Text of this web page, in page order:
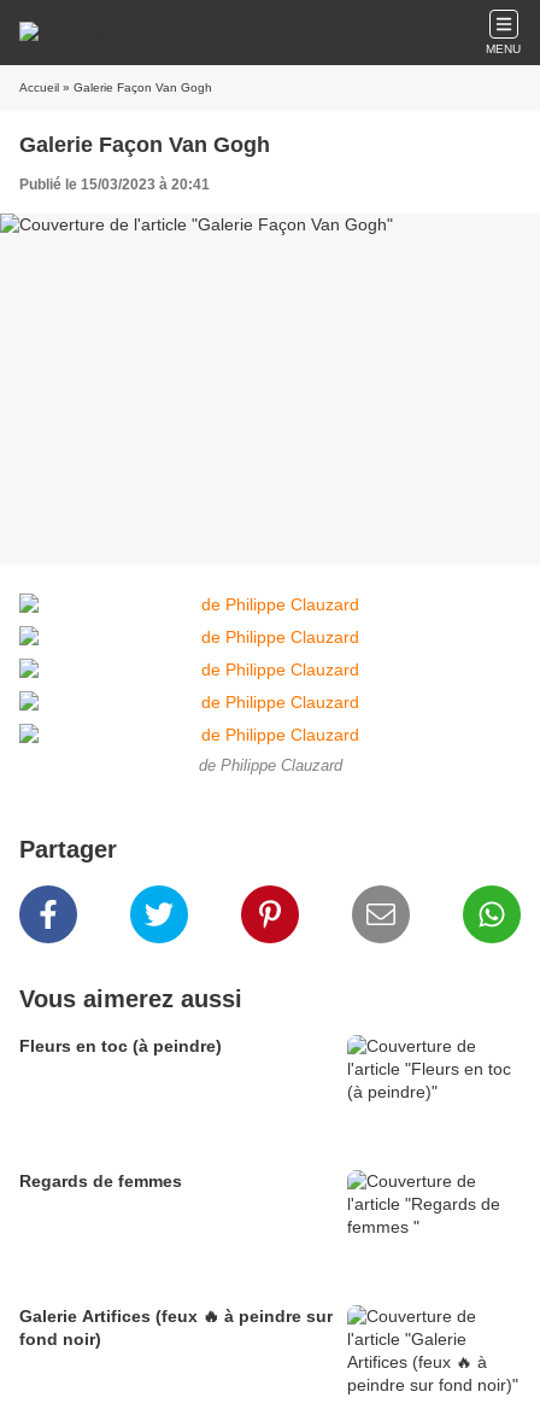
MENU
Accueil » Galerie Façon Van Gogh
Galerie Façon Van Gogh
Publié le 15/03/2023 à 20:41
de Philippe Clauzard
Partager
Vous aimerez aussi
Fleurs en toc (à peindre)
Regards de femmes
Galerie Artifices (feux 🔥 à peindre sur
fond noir)